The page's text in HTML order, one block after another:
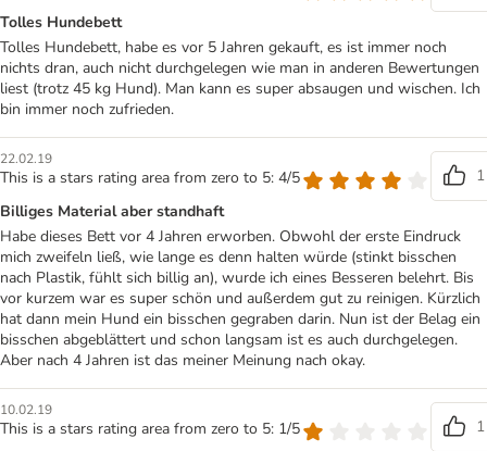
Tolles Hundebett
Tolles Hundebett, habe es vor 5 Jahren gekauft, es ist immer noch
nichts dran, auch nicht durchgelegen wie man in anderen Bewertungen
liest (trotz 45 kg Hund). Man kann es super absaugen und wischen. Ich
bin immer noch zufrieden.
22.02.19
This is a stars rating area from zero to 5: 4/5
1
Billiges Material aber standhaft
Habe dieses Bett vor 4 Jahren erworben. Obwohl der erste Eindruck
mich zweifeln ließ, wie lange es denn halten würde (stinkt bisschen
nach Plastik, fühlt sich billig an), wurde ich eines Besseren belehrt. Bis
vor kurzem war es super schön und außerdem gut zu reinigen. Kürzlich
hat dann mein Hund ein bisschen gegraben darin. Nun ist der Belag ein
bisschen abgeblättert und schon langsam ist es auch durchgelegen.
Aber nach 4 Jahren ist das meiner Meinung nach okay.
10.02.19
This is a stars rating area from zero to 5: 1/5
1